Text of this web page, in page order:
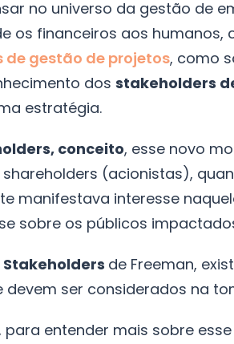
no universo da gestão de
os financeiros aos
gestão de projetos, como
dos stakeholders
estratégia.
conceito, esse novo
(acionistas),
manifestava interesse
sobre os públicos
de Freeman,
devem ser considerados na
para entender mais sobre